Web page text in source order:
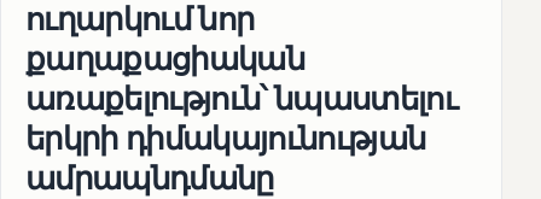
ուղարկում նոր
քաղաքացիական
առաքելություն՝ նպաստելու
երկրի դիմակայունության
ամրապնդմանը